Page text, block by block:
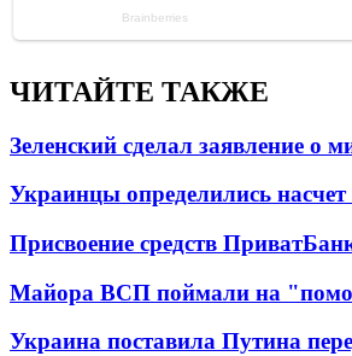
ЧИТАЙТЕ ТАКЖЕ
Зеленский сделал заявление о
Украинцы определились
Присвоение средств
Майора ВСП поймали на
Украина поставила Путина